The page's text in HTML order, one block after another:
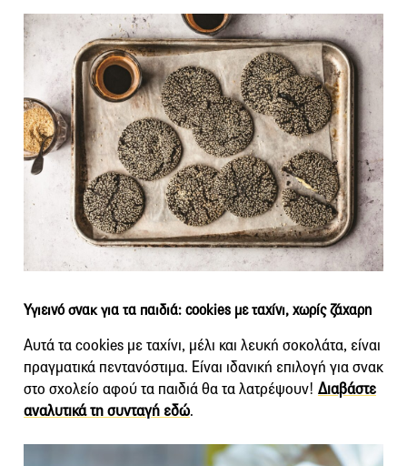
Υγιεινό σνακ για τα παιδιά: cookies με ταχίνι, χωρίς ζάχαρη
Αυτά τα cookies με ταχίνι, μέλι και λευκή σοκολάτα, είναι
πραγματικά πεντανόστιμα. Είναι ιδανική επιλογή για σνακ
στο σχολείο αφού τα παιδιά θα τα λατρέψουν! Διαβάστε
αναλυτικά τη συνταγή εδώ.